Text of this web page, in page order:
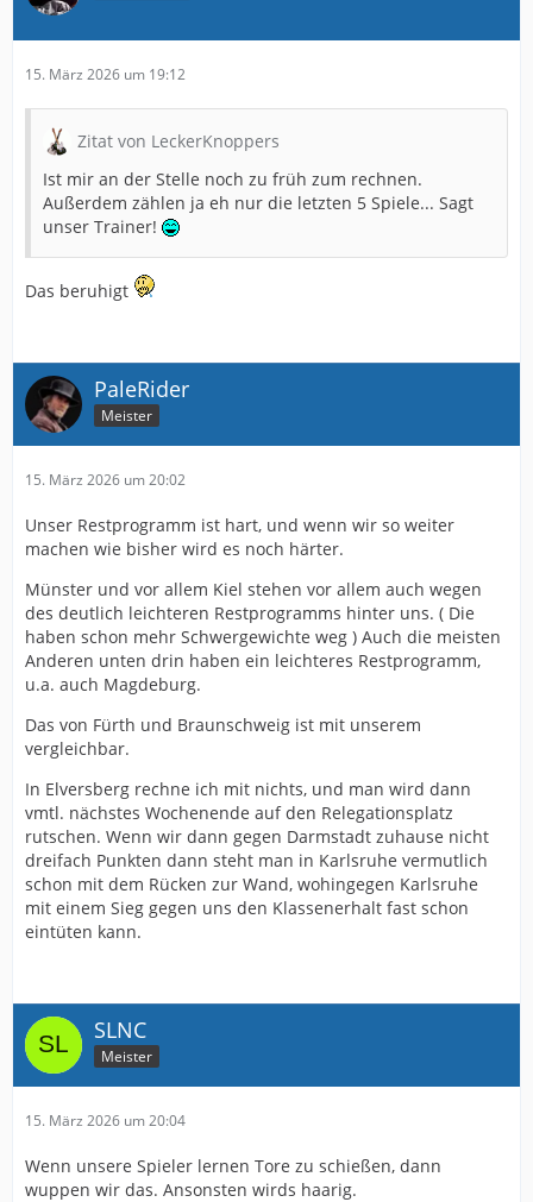
15. März 2026 um 19:12
Zitat von LeckerKnoppers
Ist mir an der Stelle noch zu früh zum rechnen.
Außerdem zählen ja eh nur die letzten 5 Spiele... Sagt
unser Trainer!
Das beruhigt
PaleRider
Meister
15. März 2026 um 20:02
Unser Restprogramm ist hart, und wenn wir so weiter
machen wie bisher wird es noch härter.
Münster und vor allem Kiel stehen vor allem auch wegen
des deutlich leichteren Restprogramms hinter uns. ( Die
haben schon mehr Schwergewichte weg ) Auch die meisten
Anderen unten drin haben ein leichteres Restprogramm,
u.a. auch Magdeburg.
Das von Fürth und Braunschweig ist mit unserem
vergleichbar.
In Elversberg rechne ich mit nichts, und man wird dann
vmtl. nächstes Wochenende auf den Relegationsplatz
rutschen. Wenn wir dann gegen Darmstadt zuhause nicht
dreifach Punkten dann steht man in Karlsruhe vermutlich
schon mit dem Rücken zur Wand, wohingegen Karlsruhe
mit einem Sieg gegen uns den Klassenerhalt fast schon
eintüten kann.
SLNC
Meister
15. März 2026 um 20:04
Wenn unsere Spieler lernen Tore zu schießen, dann
wuppen wir das. Ansonsten wirds haarig.